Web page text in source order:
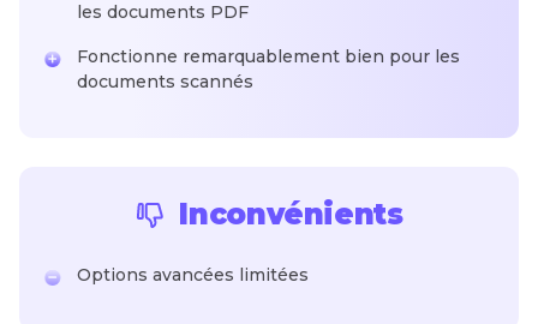
les documents PDF
Fonctionne remarquablement bien pour les
documents scannés
Inconvénients
Options avancées limitées